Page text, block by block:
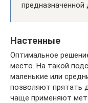
предназначенной
Настенные
Оптимальное
место. На такой
маленькие или
позволяют прятать
чаще применяют